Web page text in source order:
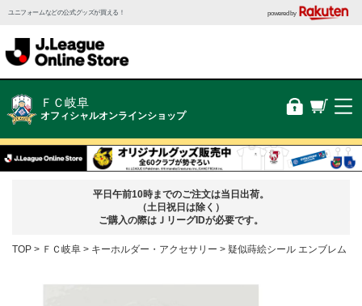
ユニフォームなどの公式グッズが買える！ powered by
ＦＣ岐阜
オフィシャルオンラインショップ
平日午前10時までのご注文は当日出荷。
（土日祝日は除く）
ご購入の際はＪリーグIDが必要です。
TOP ＦＣ岐阜 キーホルダー・アクセサリー 疑似蒔絵シール エンブレム